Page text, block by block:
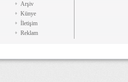
Arşiv
Künye
İletişim
Reklam